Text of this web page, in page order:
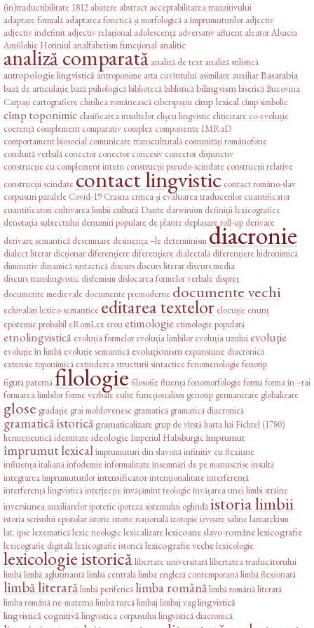
(in)traductibilitate 1812 abatere abstract acceptabilitatea tranzitivului
adaptare formală adaptarea fonetică și morfologică a împrumuturilor adjectiv
adjectiv indefinit adjectiv relațional adolescență adversativ afluent aleatorAlsacia
Amfilohie Hotiniul analfabetism funcțional analitic
analiză comparată analiză de text analiză stilistică
antropologie lingvistică antroponime arta cuvîntului asimilare auxiliarBasarabia
bază de articulațiebază psihologicăbibliotecăbiblisticăbilingvismbisericăBucovina
Carpați cartografiere chirilica românească ciberspațiu cîmp lexical cîmp simbolic
cîmp toponimic clasificarea insultelor clișeu lingvistic cliticizare co-evoluție
coerență complement comparativ complex componente IMRaD
comportament biosocial comunicare transculturală comunități românofone
conduită verbală conector conector concesiv conector disjunctiv
construcție cu complement intern construcții pseudo-scindate construcții relative
construcții scindatecontact lingvistic contact româno-slav
corpusuri paralele Covid-19 Crasna critica și evaluarea traducerilor cuantificator
cuantificatori cultivarea limbii cultură Dante darwinism definiții lexicografice
denotația subiectului denumiri populare de plante deplasare roll-up derivare
derivare semantică desemnare desinența –le determinismdiacronie
dialect literar dicționar diferențiere diferențiere dialectală diferențiere hidronimică
diminutiv dinamică sintactică discurs discurs literar discurs media
discurs translingvistic disfemism dislocarea formelor verbale dispreț
documente medievale documente premoderne documente vechi
echivalări lexico-semantice editarea textelor elocuție enunț
epistemic probabil eRomLex erouetimologie etimologie populară
etnolingvistică evoluția formelor evoluția limbilor evoluția uzuluievoluție
evoluție în limbă evoluție semantică evoluționism expansiune diacronică
extensie toponimică extinderea structurii sintacticefenomenologiefenotip
figură paternăfilologiefilosofiefluențăfonomorfologieformăforma în –rai
formarea limbilorforme verbale cultefuncționalism genotip germanizare globalizare
glose gradație grai moldovenesc gramatică gramatică diacronică
gramatică istorică gramaticalizare grup de vîrstăharta lui Fichtel (1780)
hermeneuticăidentitateideologieImperiul Habsburgicîmprumut
împrumut lexicalîmprumuturi din slavonăinfinitiv cu flexiune
influența italianăinfodemieinformalitateînsemnări de pe manuscriseinsultă
integrarea împrumuturilorintensificatorintenționalitateinterferență
interferență lingvisticăinterjecțieînvățămînt teologicînvățarea unei limbi străine
inversiunea auxiliareloripoteticipoteza sistemului oglindăistoria limbii
istoria scrisului epistolaristorieistorie naționalăizotopieizvoare salinelamarckism
lat. ipselexematicălexic neologiclexicalizarelexicoane slavo-românelexicografie
lexicografie digitalălexicografie istoricălexicografie vechelexicologie
lexicologie istoricălibertate universitarălibertatea traducătorului
limbălimbă aglutinantălimbă centralălimba engleză contemporanălimbă flexionară
limbă literarălimbă periferică limba românălimbă română literară
limba română ne-maternălimba turcălimbaj limbaj vaglingvistică
lingvistică cognitivălingvistica corpusuluilingvistică diacronică